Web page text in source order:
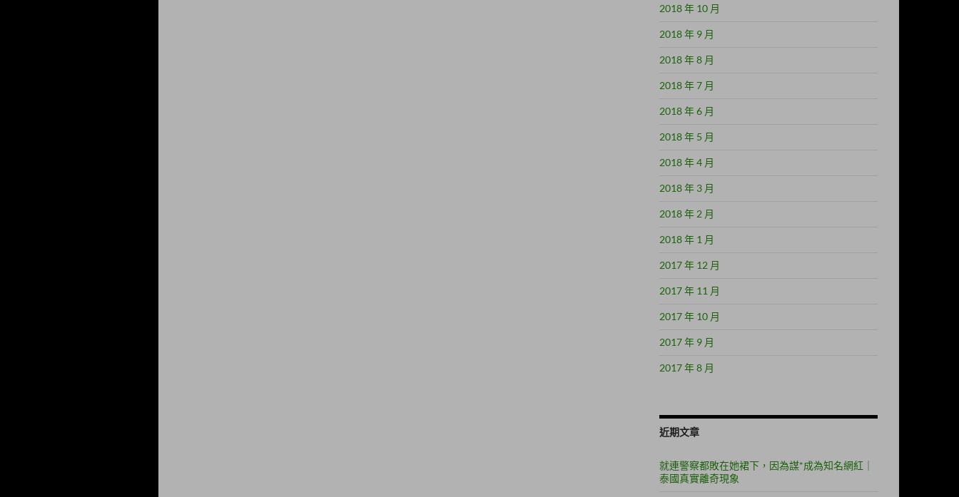
2018 年 10 月
2018 年 9 月
2018 年 8 月
2018 年 7 月
2018 年 6 月
2018 年 5 月
2018 年 4 月
2018 年 3 月
2018 年 2 月
2018 年 1 月
2017 年 12 月
2017 年 11 月
2017 年 10 月
2017 年 9 月
2017 年 8 月
近期文章
就連警察都敗在她裙下，因為謀*成為知名網紅｜
泰國真實離奇現象